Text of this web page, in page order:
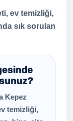
ev temizliği,
sık sorulan
Kepez
temizliği,